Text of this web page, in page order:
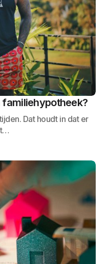
familiehypotheek?
Dat houdt in dat er